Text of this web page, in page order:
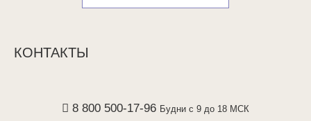
КОНТАКТЫ
8 800 500-17-96 Будни с 9 до 18 МСК